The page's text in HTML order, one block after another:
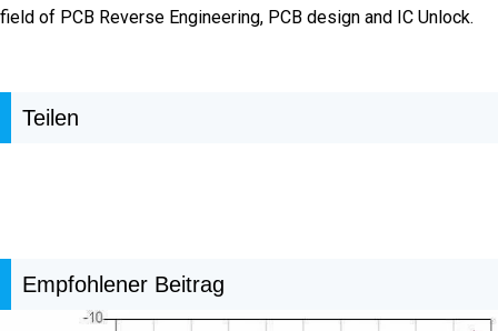
field of PCB Reverse Engineering, PCB design and IC Unlock.
Teilen
Empfohlener Beitrag